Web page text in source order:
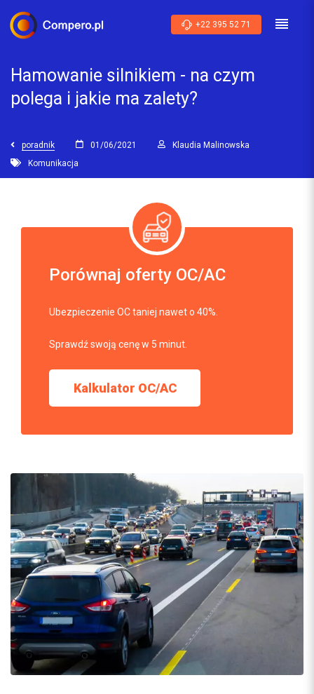
+22 395 52 71
Hamowanie silnikiem - na czym
polega i jakie ma zalety?
poradnik 01/06/2021
Klaudia Malinowska
Komunikacja
Porównaj oferty OC/AC
Ubezpieczenie OC taniej nawet o 40%.
Sprawdź swoją cenę w 5 minut.
Kalkulator OC/AC